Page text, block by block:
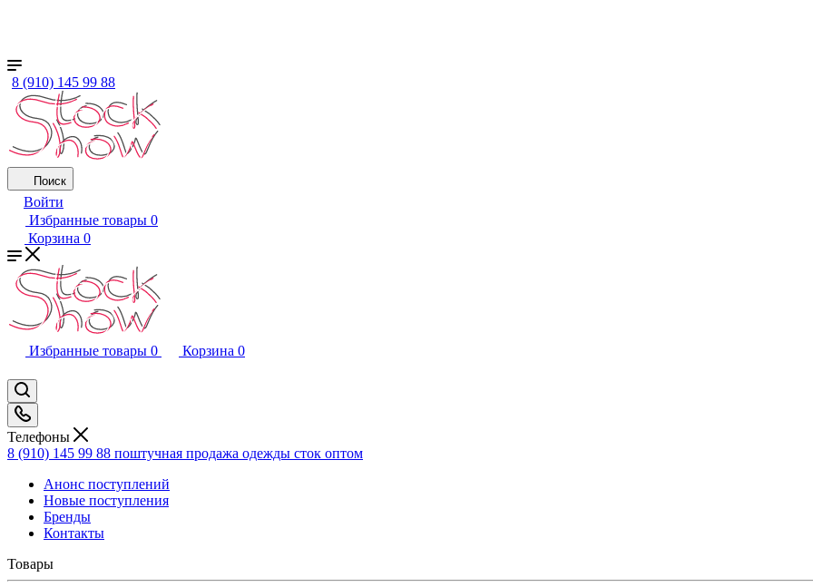
8 (910) 145 99 88
Поиск
Войти
Избранные товары 0
Корзина 0
Избранные товары 0 Корзина 0
Телефоны
8 (910) 145 99 88 поштучная продажа одежды сток оптом
Анонс поступлений
Новые поступления
Бренды
Контакты
Товары